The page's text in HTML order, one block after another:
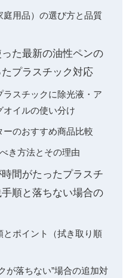
用品）の選び方と品質
た最新の油性ペンの
プラスチック対応
スチックに除光液・ア
オイルの使い分け
ーのおすすめ商品比較
き方法とその理由
間がたったプラスチ
順と落ちない場合の
ポイント（拭き取り順
が落ちない”場合の追加対